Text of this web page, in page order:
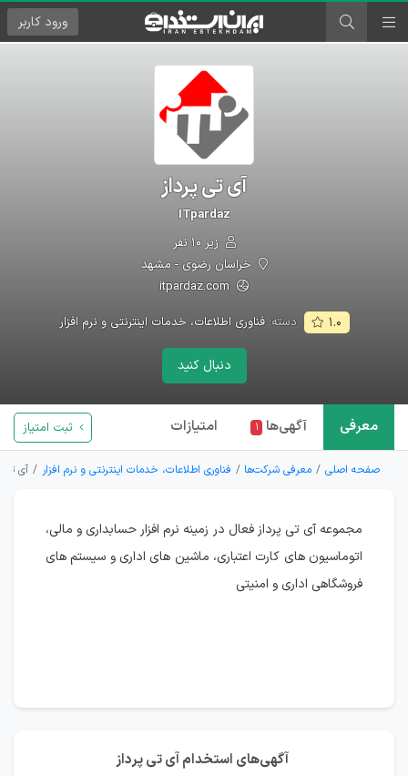
ورود کاربر
آی تی پرداز
ITpardaz
زیر ۱۰ نفر
خراسان رضوی - مشهد
۱.۰ دسته:فناوری اطلاعات، خدمات اینترنتی و نرم افزار
دنبال کنید
معرفی آگهی‌ها ۱ امتیازات ثبت امتیاز
صفحه اصلی معرفی شرکت‌ها فناوری اطلاعات، خدمات اینترنتی و نرم افزار آی تی
مجموعه آی تی پرداز فعال در زمینه نرم افزار حسابداری و مالی،
اتوماسیون های کارت اعتباری، ماشین های اداری و سیستم های
فروشگاهی اداری و امنیتی
آگهی‌های استخدام آی تی پرداز